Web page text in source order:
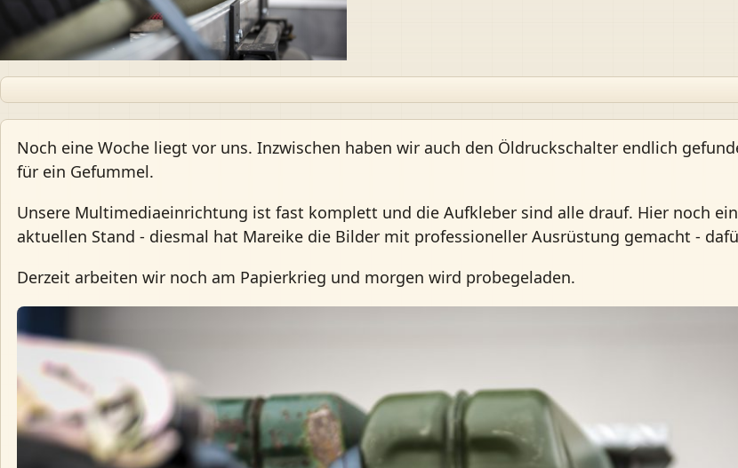
Noch eine Woche liegt vor uns. Inzwischen haben wir auch den Öldruckschalter endlich
für ein Gefummel.
Unsere Multimediaeinrichtung ist fast komplett und die Aufkleber sind alle drauf. Hier noch
aktuellen Stand - diesmal hat Mareike die Bilder mit professioneller Ausrüstung gemacht -
Derzeit arbeiten wir noch am Papierkrieg und morgen wird probegeladen.